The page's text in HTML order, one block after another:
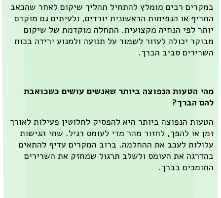
רבים מומלץ להתחיל תהליך שיקום לאחר שהכאב
או הנפיחות הראשונית יורדים, ולעיתים גם מוקדם
לפי הנחיה מקצועית. התחלה מוקדמת של שיקום
יכולה לעזור לשמור על תנועה ולמנוע ירידה בכוח
סביב הברך.
הטעות הנפוצה ביותר שאנשים עושים כשכואבת
הברך?
הנפוצה ביותר היא להפסיק לחלוטין פעילות לאורך
או להפך, לחזור מהר מדי לעומס רגיל. שתי הגישות
לעכב את ההחלמה. ברוב המקרים עדיף להתאים
את העומס ולשלב תרגול שמחזק את השרירים
בברך.